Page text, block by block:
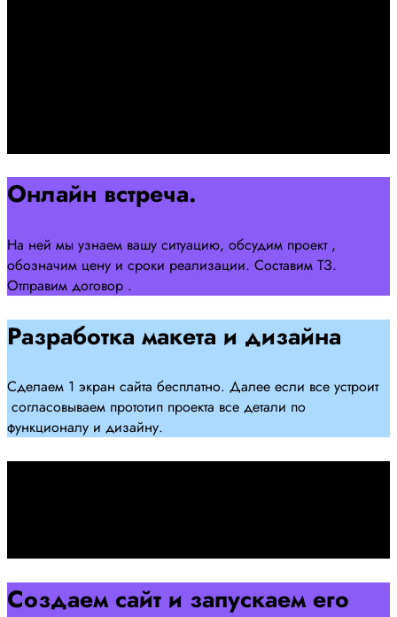
Онлайн встреча.
На ней мы узнаем вашу ситуацию, обсудим проект ,
обозначим цену и сроки реализации. Составим ТЗ.
Отправим договор .
Разработка макета и дизайна
Сделаем 1 экран сайта бесплатно. Далее если все устроит
согласовываем прототип проекта все детали по
функционалу и дизайну.
Создаем сайт и запускаем его